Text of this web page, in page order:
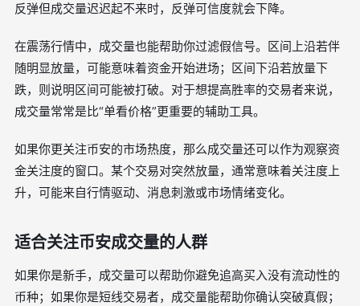
反弹但成交量迟迟起不来时，反弹可信度就会下降。
在震荡行情中，成交量也能帮助你过滤假信号。区间上沿若伴
随明显放量，可能意味着资金开始进场；区间下沿若放量下
跌，则说明区间可能被打破。对于想提高胜率的交易者来说，
成交量常常是比“单看价格”更重要的辅助工具。
如果你更关注币安的市场热度，那么成交量还可以作为观察资
金关注度的窗口。某个交易对突然放量，通常意味着关注度上
升，可能来自行情驱动、消息刺激或市场情绪变化。
适合关注币安成交量的人群
如果你是新手，成交量可以帮助你避免追高买入没有流动性的
币种；如果你是短线交易者，成交量能帮助你确认突破真假；